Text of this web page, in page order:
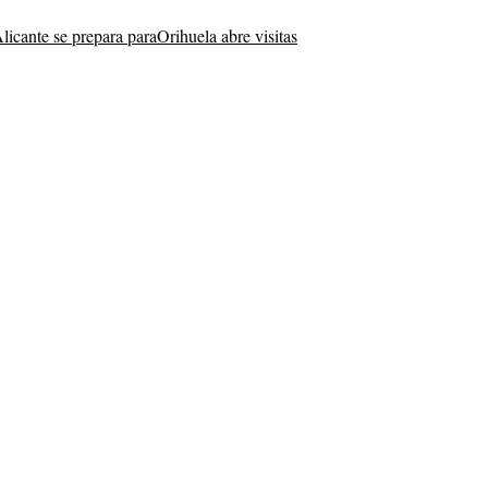
se prepara paraOrihuela abre visitas